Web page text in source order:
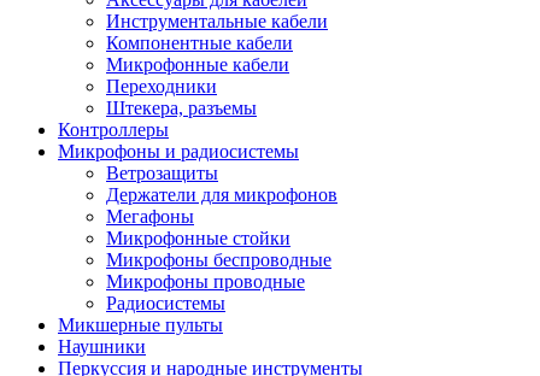
Инструментальные кабели
Компонентные кабели
Микрофонные кабели
Переходники
Штекера, разъемы
Контроллеры
Микрофоны и радиосистемы
Ветрозащиты
Держатели для микрофонов
Мегафоны
Микрофонные стойки
Микрофоны беспроводные
Микрофоны проводные
Радиосистемы
Микшерные пульты
Наушники
Перкуссия и народные инструменты